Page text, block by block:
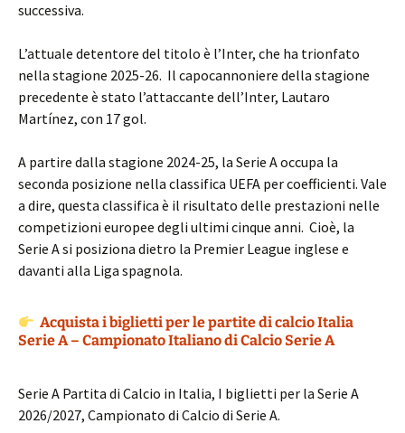
successiva.
L’attuale detentore del titolo è l’Inter, che ha trionfato
nella stagione 2025-26. Il capocannoniere della stagione
precedente è stato l’attaccante dell’Inter, Lautaro
Martínez, con 17 gol.
A partire dalla stagione 2024-25, la Serie A occupa la
seconda posizione nella classifica UEFA per coefficienti. Vale
a dire, questa classifica è il risultato delle prestazioni nelle
competizioni europee degli ultimi cinque anni. Cioè, la
Serie A si posiziona dietro la Premier League inglese e
davanti alla Liga spagnola.
Acquista i biglietti per le partite di calcio Italia
Serie A – Campionato Italiano di Calcio Serie A
Serie A Partita di Calcio in Italia, I biglietti per la Serie A
2026/2027, Campionato di Calcio di Serie A.